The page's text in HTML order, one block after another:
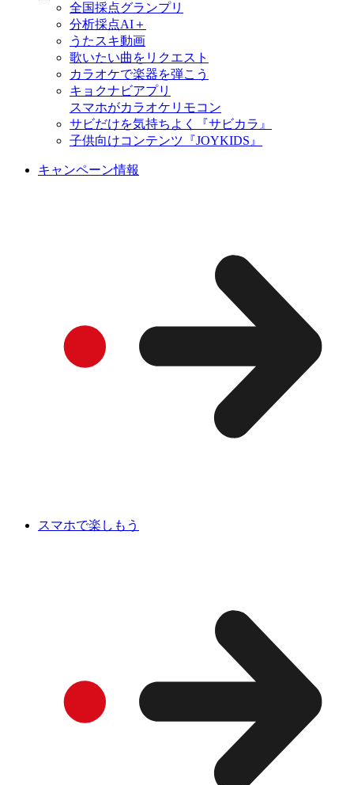
全国採点グランプリ
分析採点AI＋
うたスキ動画
歌いたい曲をリクエスト
カラオケで楽器を弾こう
キョクナビアプリ
スマホがカラオケリモコン
サビだけを気持ちよく『サビカラ』
子供向けコンテンツ『JOYKIDS』
キャンペーン情報
スマホで楽しもう